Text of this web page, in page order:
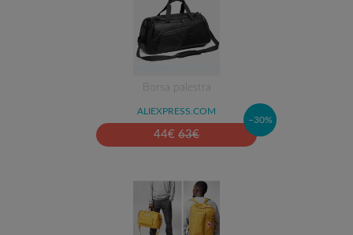
Borsa palestra
ALIEXPRESS.COM
44€ 63€
–30%